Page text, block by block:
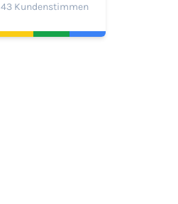
43 Kundenstimmen